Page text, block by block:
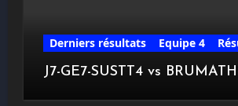
Derniers résultats Equipe 4
J7-GE7-SUSTT4 vs